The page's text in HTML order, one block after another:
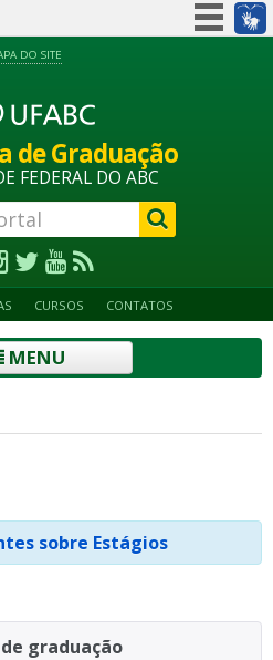
Information access
Legislation
DO SITE
de Graduação
FEDERAL DO ABC
CURSOS CONTATOS
MENU
sobre Estágios
graduação